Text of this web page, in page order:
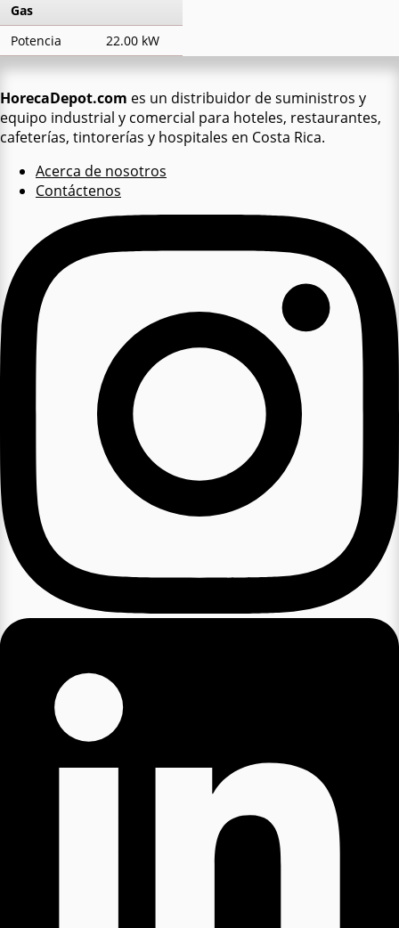
Gas
Potencia
22.00 kW
HorecaDepot.com es un distribuidor de suministros y
equipo industrial y comercial para hoteles, restaurantes,
cafeterías, tintorerías y hospitales en Costa Rica.
Acerca de nosotros
Contáctenos